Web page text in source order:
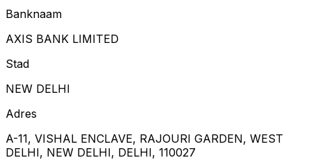
Banknaam
AXIS BANK LIMITED
Stad
NEW DELHI
Adres
A-11, VISHAL ENCLAVE, RAJOURI GARDEN, WEST
DELHI, NEW DELHI, DELHI, 110027